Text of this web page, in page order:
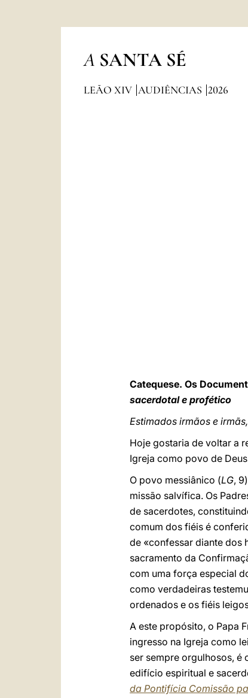
A SANTA SÉ
LEÃO XIV AUDIÊNCIAS 2026
Catequese. Os
sacerdotal e profético
Estimados irmãos e
Hoje gostaria de voltar a
Igreja como povo de
O povo messiânico (LG,
missão salvífica. Os
de sacerdotes,
comum dos fiéis é
de «confessar diante dos
sacramento da
com uma força especial
como verdadeiras
ordenados e os fiéis
A este propósito, o Papa
ingresso na Igreja como
ser sempre orgulhosos, é
edifício espiritual e
da Pontifícia Comissão